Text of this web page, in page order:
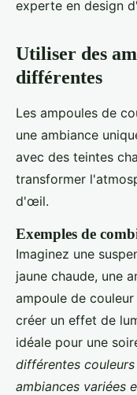
experte en design
Utiliser des
différentes
Les ampoules de
une ambiance
avec des teintes
transformer
d'œil.
Exemples de
Imaginez une
jaune chaude, une
ampoule de
créer un effet de
idéale pour une
différentes
ambiances variées